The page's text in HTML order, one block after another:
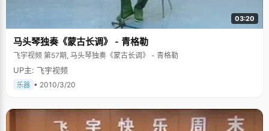
对数学的这种热爱，真的很影响我。" 骑行去旅游 收获颇丰 林达以前非常喜
欢运动，他参加足球队，参加比赛；心情不好的时候最喜欢到操场去。然
而，现在当问起林达他最遗憾的事情是什么，他羞涩的笑了笑，"最遗憾的事
很遗憾。" 说起最刺激的事，林达告诉了我们他和朋友们骑车去广西北海旅行
的故事，三个大男生，没有任何骑行经验，却敢于上路，一路上风风雨雨，
经历最多的事情反而是——修自行车。这一路上，不仅锻炼了他们的意志品
质，还让他们的修车技术有了很大的提升，林达笑着与我们分享。 采访结
束，林达给我们的感觉就像一个绅士，总是很安静的微笑着，他告诉我们接
下来可能要到英国留学，愿林达同学能够在英国能够取得更多的进步。
03:20
马头琴独奏《蒙古长调》 - 青格勒
飞宇视频 第57期, 马头琴独奏《蒙古长调》 - 青格勒
UP主: 飞宇视频
乐器 • 2010/3/20